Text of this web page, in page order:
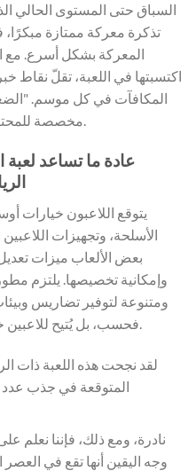
السباق حتى المستوى الحالي
تذكرة معركة ممتازة
المعركة بشكل أسرع. مع
اكتسبتها في اللعبة، تقلّ نقاط
المكافآت في كل موسم.
مخصصة للمحترفين الذين يمتلكون تذكرة السباق.
عادة ما تساعد لعبة
يتوقع اللاعبون خيارات
الأسلحة، وتجهيزات
بعض الألعاب ميزات
وإمكانية تخصيصها. يلتزم
ومتنوعة لتوفير تضاريس
لقد نجحت هذه اللعبة ذات
المتوقعة في جذب عدد
وجه اليقين أنها تقع في العصر